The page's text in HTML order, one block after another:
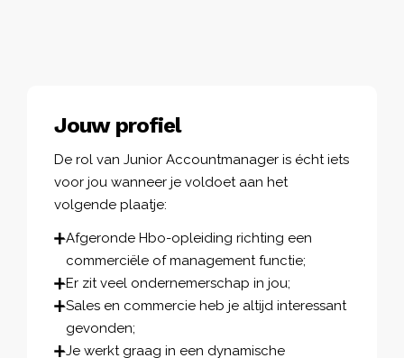
Jouw profiel
De rol van Junior Accountmanager is écht iets
voor jou wanneer je voldoet aan het
volgende plaatje:
Afgeronde Hbo-opleiding richting een
commerciële of management functie;
Er zit veel ondernemerschap in jou;
Sales en commercie heb je altijd interessant
gevonden;
Je werkt graag in een dynamische